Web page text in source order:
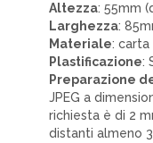
Altezza: 55mm
Larghezza:
Materiale: carta
Plastificazione:
Preparazione
JPEG a
richiesta è di 2
distanti almeno